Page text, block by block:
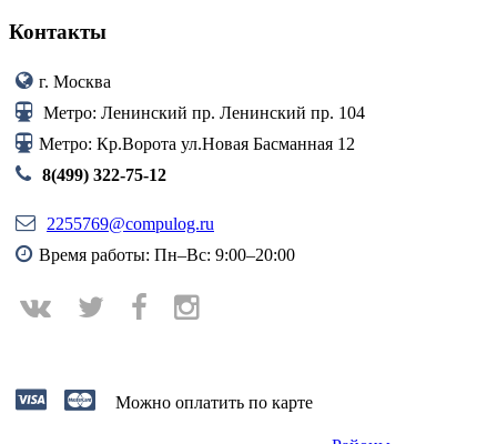
Контакты
г. Москва
Метро: Ленинский пр. Ленинский пр. 104
Метро: Кр.Ворота ул.Новая Басманная 12
8(499) 322-75-12
2255769@compulog.ru
Время работы: Пн–Вс: 9:00–20:00
Можно оплатить по карте